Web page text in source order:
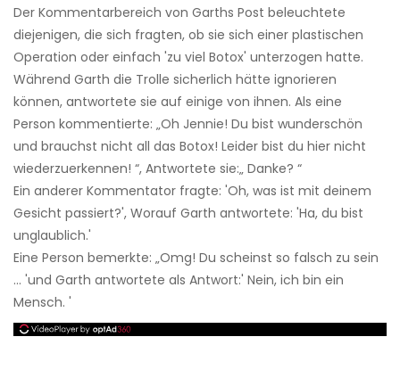
Der Kommentarbereich von Garths Post beleuchtete
diejenigen, die sich fragten, ob sie sich einer plastischen
Operation oder einfach 'zu viel Botox' unterzogen hatte.
Während Garth die Trolle sicherlich hätte ignorieren
können, antwortete sie auf einige von ihnen. Als eine
Person kommentierte: „Oh Jennie! Du bist wunderschön
und brauchst nicht all das Botox! Leider bist du hier nicht
wiederzuerkennen! “, Antwortete sie:„ Danke? “
Ein anderer Kommentator fragte: 'Oh, was ist mit deinem
Gesicht passiert?', Worauf Garth antwortete: 'Ha, du bist
unglaublich.'
Eine Person bemerkte: „Omg! Du scheinst so falsch zu sein
... 'und Garth antwortete als Antwort:' Nein, ich bin ein
Mensch. '